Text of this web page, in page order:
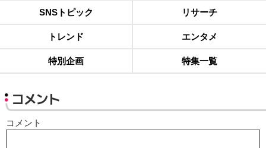
SNSトピック リサーチ
トレンド エンタメ
特別企画 特集一覧
コメント
コメント